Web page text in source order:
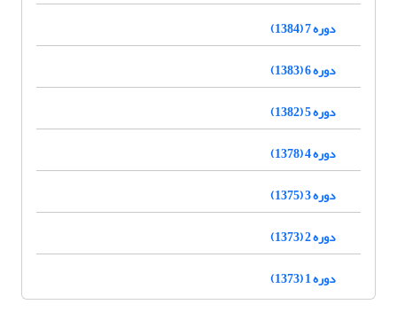
دوره 7 (1384)
دوره 6 (1383)
دوره 5 (1382)
دوره 4 (1378)
دوره 3 (1375)
دوره 2 (1373)
دوره 1 (1373)